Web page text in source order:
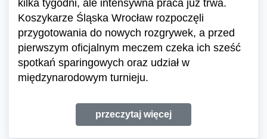
kilka tygodni, ale intensywna praca już trwa.
Koszykarze Śląska Wrocław rozpoczęli
przygotowania do nowych rozgrywek, a przed
pierwszym oficjalnym meczem czeka ich sześć
spotkań sparingowych oraz udział w
międzynarodowym turnieju.
przeczytaj więcej